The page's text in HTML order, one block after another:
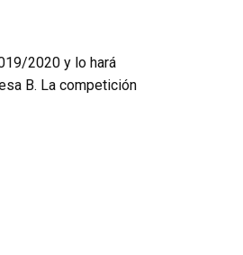
2020 y lo hará
B. La competición